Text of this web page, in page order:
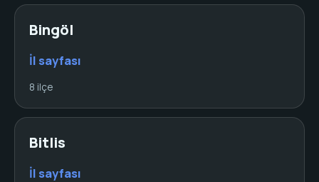
Bingöl
İl sayfası
8 ilçe
Bitlis
İl sayfası